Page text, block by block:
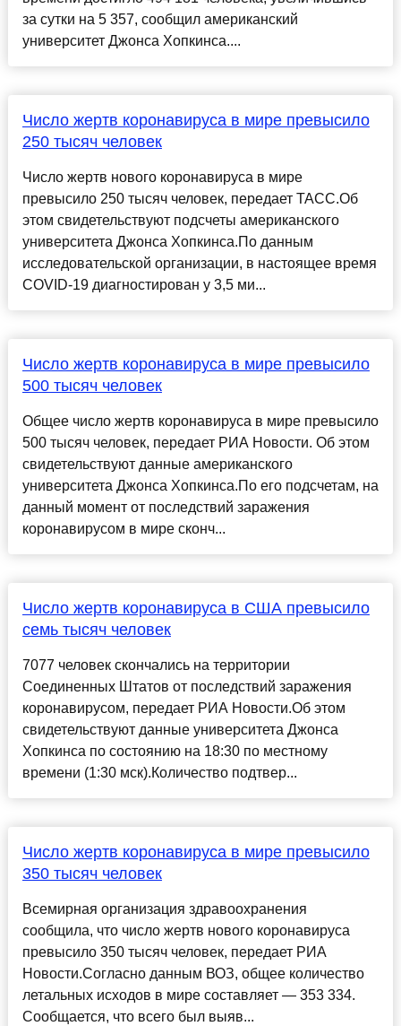
за сутки на 5 357, сообщил американский
университет Джонса Хопкинса....
Число жертв коронавируса в мире превысило
250 тысяч человек
Число жертв нового коронавируса в мире
превысило 250 тысяч человек, передает ТАСС.Об
этом свидетельствуют подсчеты американского
университета Джонса Хопкинса.По данным
исследовательской организации, в настоящее время
COVID-19 диагностирован у 3,5 ми...
Число жертв коронавируса в мире превысило
500 тысяч человек
Общее число жертв коронавируса в мире превысило
500 тысяч человек, передает РИА Новости. Об этом
свидетельствуют данные американского
университета Джонса Хопкинса.По его подсчетам, на
данный момент от последствий заражения
коронавирусом в мире сконч...
Число жертв коронавируса в США превысило
семь тысяч человек
7077 человек скончались на территории
Соединенных Штатов от последствий заражения
коронавирусом, передает РИА Новости.Об этом
свидетельствуют данные университета Джонса
Хопкинса по состоянию на 18:30 по местному
времени (1:30 мск).Количество подтвер...
Число жертв коронавируса в мире превысило
350 тысяч человек
Всемирная организация здравоохранения
сообщила, что число жертв нового коронавируса
превысило 350 тысяч человек, передает РИА
Новости.Согласно данным ВОЗ, общее количество
летальных исходов в мире составляет — 353 334.
Сообщается, что всего был выяв...